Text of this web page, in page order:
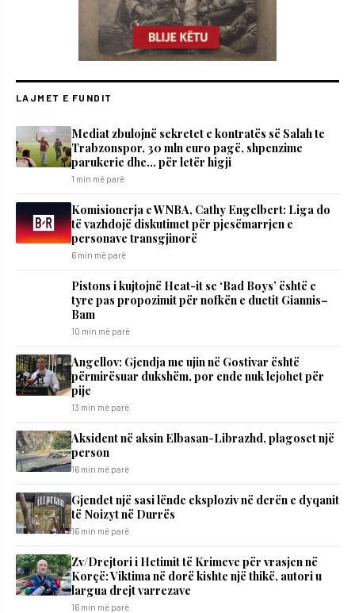
LAJMET E FUNDIT
Mediat zbulojnë sekretet e kontratës së Salah te
Trabzonspor, 30 mln euro pagë, shpenzime
parukerie dhe… për letër higji
1 min më parë
Komisionerja e WNBA, Cathy Engelbert: Liga do
të vazhdojë diskutimet për pjesëmarrjen e
personave transgjinorë
6 min më parë
Pistons i kujtojnë Heat-it se ‘Bad Boys’ është e
tyre pas propozimit për nofkën e duetit Giannis–
Bam
10 min më parë
Angellov: Gjendja me ujin në Gostivar është
përmirësuar dukshëm, por ende nuk lejohet për
pije
13 min më parë
Aksident në aksin Elbasan-Librazhd, plagoset një
person
16 min më parë
Gjendet një sasi lënde eksploziv në derën e dyqanit
të Noizyt në Durrës
16 min më parë
Zv/Drejtori i Hetimit të Krimeve për vrasjen në
Korçë: Viktima në dorë kishte një thikë, autori u
largua drejt varrezave
16 min më parë